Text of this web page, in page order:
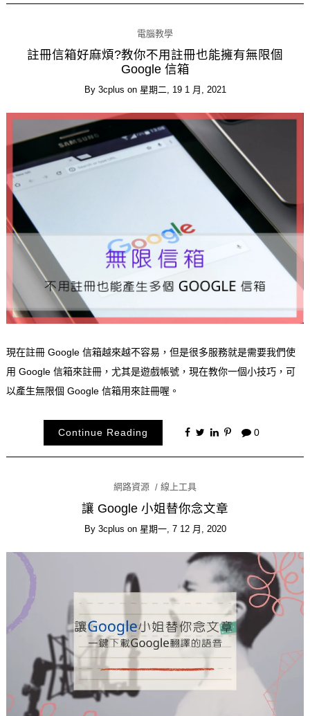
電腦教學
註冊信箱好麻煩?教你不用註冊也能擁有無限個
Google 信箱
By 3cplus on 星期二, 19 1 月, 2021
現在註冊 Google 信箱越來越不容易，但是很多服務就是需要我們使
用 Google 信箱來註冊，尤其是遊戲帳號，現在教你一個小技巧，可
以產生無限個 Google 信箱用來註冊喔。
Continue Reading 0
網路資源 線上工具
讓 Google 小姐替你念文章
By 3cplus on 星期一, 7 12 月, 2020